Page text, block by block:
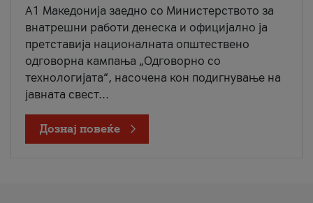
A1 Македонија заедно со Министерството за
внатрешни работи денеска и официјално ја
претставија националната општествено
одговорна кампања „Одговорно со
технологијата“, насочена кон подигнување на
јавната свест...
Дознај повеќе